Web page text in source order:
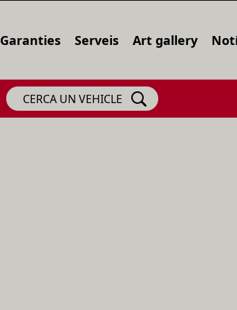
Garanties Serveis Art gallery
CERCA UN VEHICLE